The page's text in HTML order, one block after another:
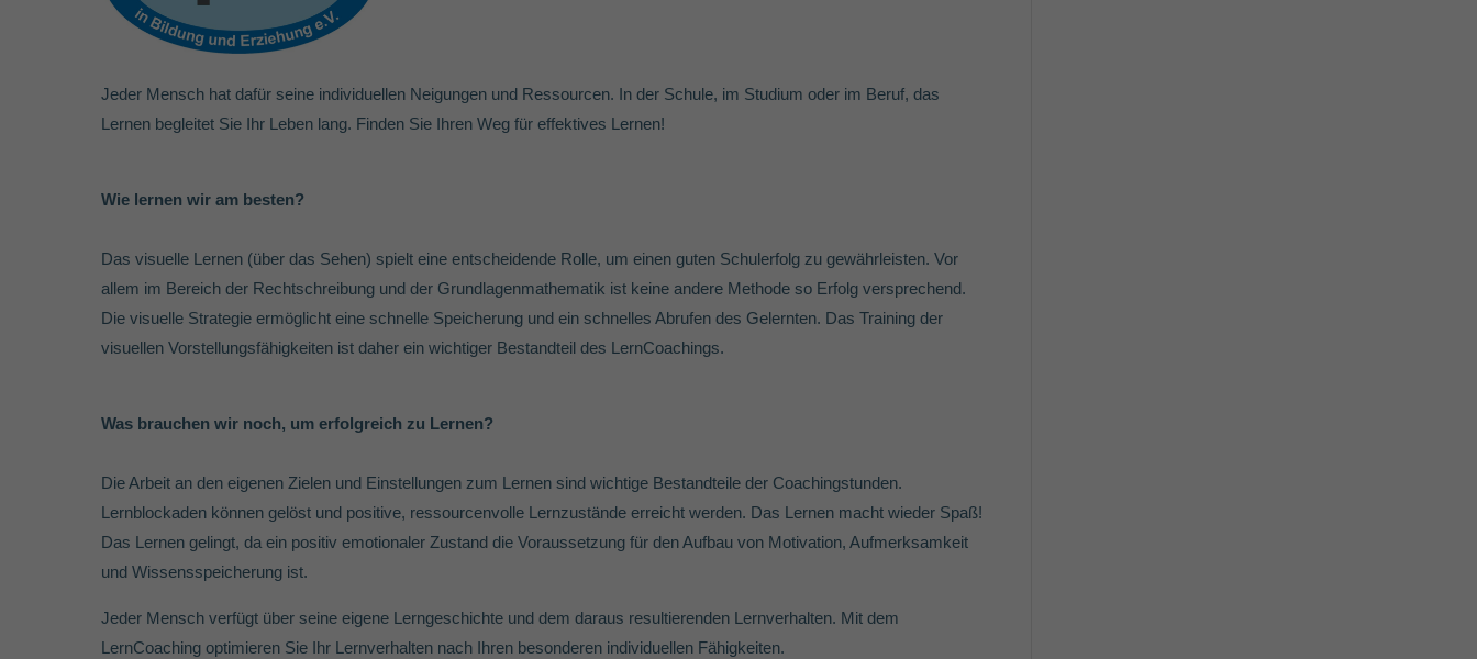
Jeder Mensch hat dafür seine individuellen Neigungen und Ressourcen. In der Schule, im Studium oder im Beruf, das
Lernen begleitet Sie Ihr Leben lang. Finden Sie Ihren Weg für effektives Lernen!
Wie lernen wir am besten?
Das visuelle Lernen (über das Sehen) spielt eine entscheidende Rolle, um einen guten Schulerfolg zu gewährleisten. Vor
allem im Bereich der Rechtschreibung und der Grundlagenmathematik ist keine andere Methode so Erfolg versprechend.
Die visuelle Strategie ermöglicht eine schnelle Speicherung und ein schnelles Abrufen des Gelernten. Das Training der
visuellen Vorstellungsfähigkeiten ist daher ein wichtiger Bestandteil des LernCoachings.
Was brauchen wir noch, um erfolgreich zu Lernen?
Die Arbeit an den eigenen Zielen und Einstellungen zum Lernen sind wichtige Bestandteile der Coachingstunden.
Lernblockaden können gelöst und positive, ressourcenvolle Lernzustände erreicht werden. Das Lernen macht wieder Spaß!
Das Lernen gelingt, da ein positiv emotionaler Zustand die Voraussetzung für den Aufbau von Motivation, Aufmerksamkeit
und Wissensspeicherung ist.
Jeder Mensch verfügt über seine eigene Lerngeschichte und dem daraus resultierenden Lernverhalten. Mit dem
LernCoaching optimieren Sie Ihr Lernverhalten nach Ihren besonderen individuellen Fähigkeiten.